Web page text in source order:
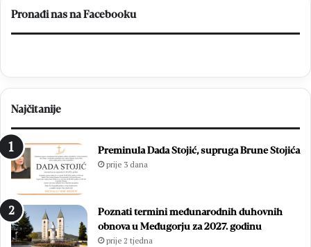
Pronađi nas na Facebooku
Najčitanije
Preminula Dada Stojić, supruga Brune Stojića
prije 3 dana
Poznati termini međunarodnih duhovnih
obnova u Međugorju za 2027. godinu
prije 2 tjedna